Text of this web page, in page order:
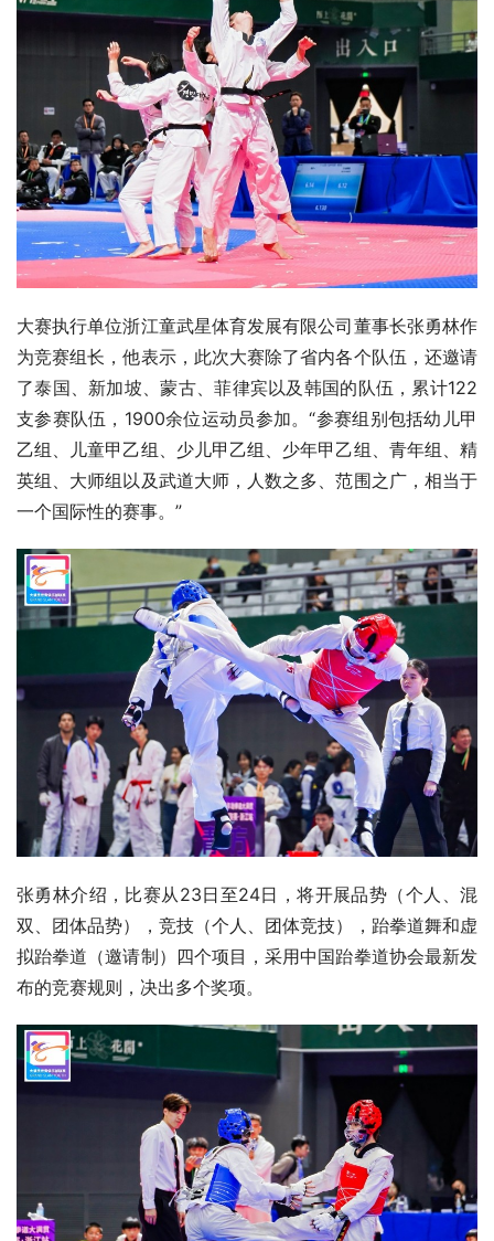
大赛执行单位浙江童武星体育发展有限公司董事长张勇林作
为竞赛组长，他表示，此次大赛除了省内各个队伍，还邀请
了泰国、新加坡、蒙古、菲律宾以及韩国的队伍，累计122
支参赛队伍，1900余位运动员参加。“参赛组别包括幼儿甲
乙组、儿童甲乙组、少儿甲乙组、少年甲乙组、青年组、精
英组、大师组以及武道大师，人数之多、范围之广，相当于
一个国际性的赛事。”
张勇林介绍，比赛从23日至24日，将开展品势（个人、混
双、团体品势），竞技（个人、团体竞技），跆拳道舞和虚
拟跆拳道（邀请制）四个项目，采用中国跆拳道协会最新发
布的竞赛规则，决出多个奖项。